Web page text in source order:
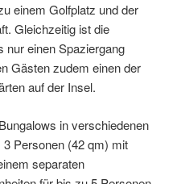
einem Golfplatz und der
Gleichzeitig ist die
nur einen Spaziergang
Gästen zudem einen der
auf der Insel.
in verschiedenen
Personen (42 qm) mit
separaten